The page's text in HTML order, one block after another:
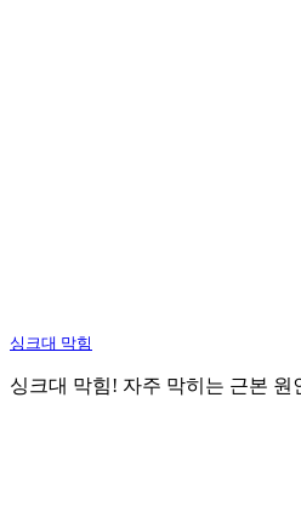
싱크대 막힘
싱크대 막힘! 자주 막히는 근본 원